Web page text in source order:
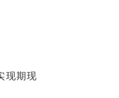
现期现